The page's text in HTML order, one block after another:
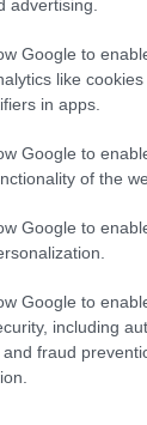
advertising.
Google to
like
in apps.
Google to
of the
Google to
Google to
including
fraud
SI SÁM 7-